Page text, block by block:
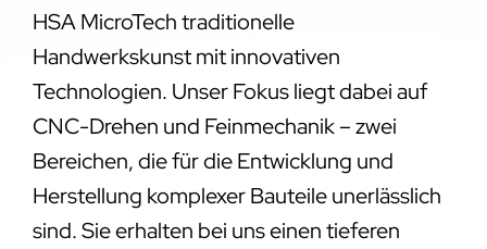
HSA MicroTech traditionelle
Handwerkskunst mit innovativen
Technologien. Unser Fokus liegt dabei auf
CNC-Drehen und Feinmechanik – zwei
Bereichen, die für die Entwicklung und
Herstellung komplexer Bauteile unerlässlich
sind. Sie erhalten bei uns einen tieferen